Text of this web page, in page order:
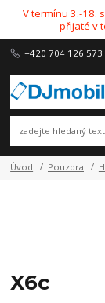
V termínu 3.-18.
přijaté v
+420 704 126 573
Úvod Pouzdra
X6c